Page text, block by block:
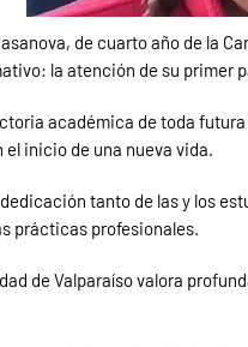
de cuarto año de la
la atención de su primer
académica de toda
inicio de una nueva vida.
tanto de las y los
prácticas profesionales.
de Valparaíso valora